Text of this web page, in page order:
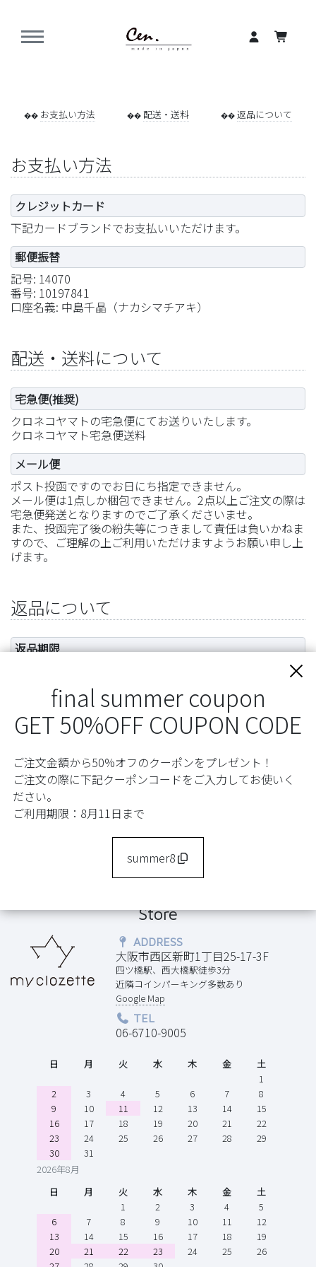
お支払い方法 配送・送料 返品について
お支払い方法
クレジットカード
下記カードブランドでお支払いいただけます。
郵便振替
記号: 14070
番号: 10197841
口座名義: 中島千晶（ナカシマチアキ）
配送・送料について
宅急便(推奨)
クロネコヤマトの宅急便にてお送りいたします。
クロネコヤマト宅急便送料
メール便
ポスト投函ですのでお日にち指定できません。
メール便は1点しか梱包できません。2点以上ご注文の際は
宅急便発送となりますのでご了承くださいませ。
また、投函完了後の紛失等につきまして責任は負いかねま
すので、ご理解の上ご利用いただけますようお願い申し上
げます。
返品について
返品期限
返品送料
お客様都合による返品につきましてはお客様のご負担とさ
せていただきます。返品手数料別途５００円頂戴致しま
不良品
不良品の場合は弊社負担にて交換させて頂きます。
在庫がある場合は必ず同等品と交換対応となります。在庫
Store
ADDRESS
大阪市西区新町1丁目25-17-3F
四ツ橋駅、西大橋駅徒歩3分
近隣コインパーキング多数あり
Google Map
TEL
06-6710-9005
2026年8月
日 月 火 水 木 金
土
1
2
3 4 5 6 7
8
9
10 11 12 13 14
15
16
17 18 19 20 21
22
23
24 25 26 27 28
29
30
31
日 月 火 水 木 金
土
1
2 3 4
5
6
7 8 9 10 11
12
13
14 15 16 17 18
19
20
21 22 23 24 25
26
final summer coupon
GET 50%OFF COUPON CODE
ご注文金額から50%オフのクーポンをプレゼント！
ご注文の際に下記クーポンコードをご入力してお使いく
ださい。
ご利用期限：8月11日まで
summer8